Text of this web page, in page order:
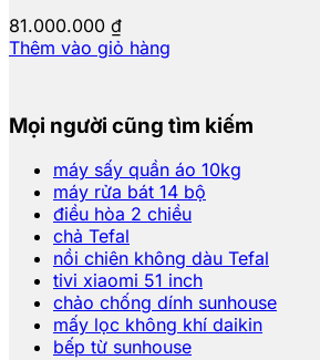
81.000.000 ₫
Thêm vào giỏ hàng
Mọi người cũng tìm kiếm
máy sấy quần áo 10kg
máy rửa bát 14 bộ
điều hòa 2 chiều
chả Tefal
nồi chiên không dàu Tefal
tivi xiaomi 51 inch
chảo chống dính sunhouse
mấy lọc không khí daikin
bếp từ sunhouse